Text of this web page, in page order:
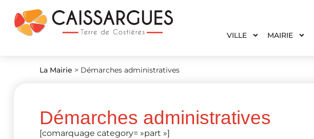
VILLE MAIRIE
La Mairie > Démarches administratives
Démarches administratives
[comarquage category= »part »]